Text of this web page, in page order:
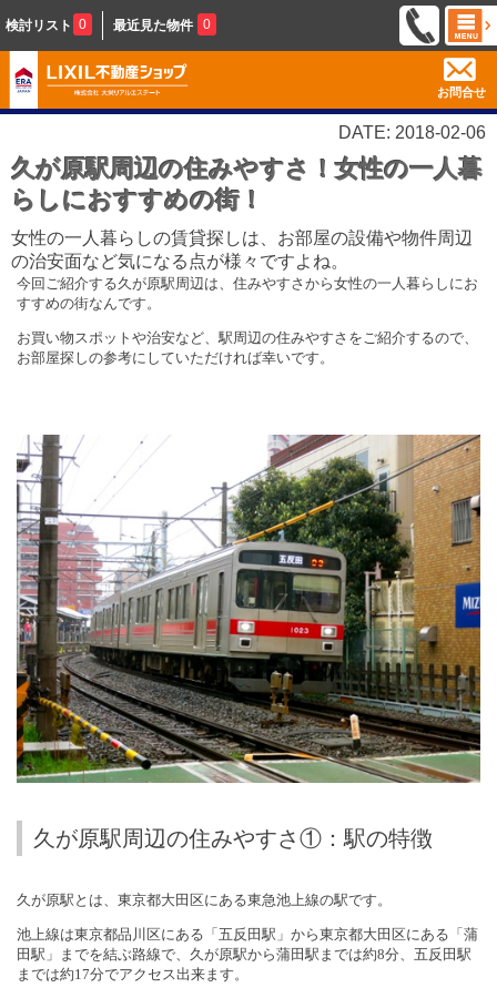
検討リスト 0 最近見た物件 0
お問合せ
DATE: 2018-02-06
久が原駅周辺の住みやすさ！女性の一人暮
らしにおすすめの街！
女性の一人暮らしの賃貸探しは、お部屋の設備や物件周辺
の治安面など気になる点が様々ですよね。
今回ご紹介する久が原駅周辺は、住みやすさから女性の一人暮らしにお
すすめの街なんです。
お買い物スポットや治安など、駅周辺の住みやすさをご紹介するので、
お部屋探しの参考にしていただければ幸いです。
久が原駅周辺の住みやすさ①：駅の特徴
久が原駅とは、東京都大田区にある東急池上線の駅です。
池上線は東京都品川区にある「五反田駅」から東京都大田区にある「蒲
田駅」までを結ぶ路線で、久が原駅から蒲田駅までは約8分、五反田駅
までは約17分でアクセス出来ます。